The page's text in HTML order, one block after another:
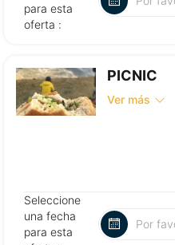
para esta
oferta :
PICNIC
Ver más
Seleccione
una fecha
para esta